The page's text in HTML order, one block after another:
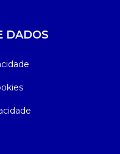
DADOS